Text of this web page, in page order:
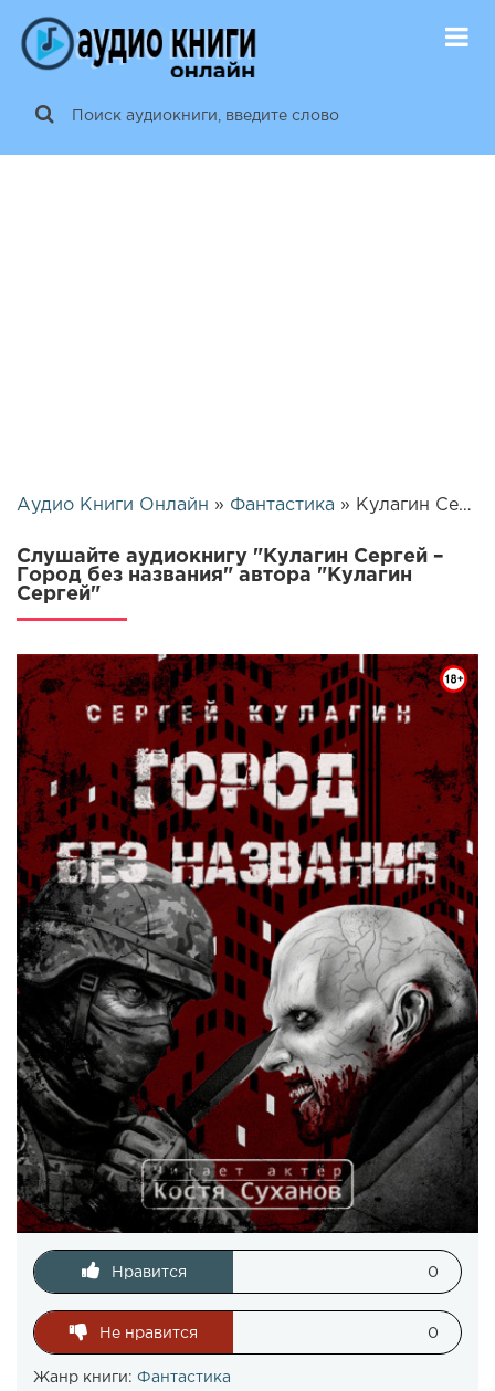
Аудио Книги Онлайн » Фантастика » Кулагин Сергей – Город без названия | 25900
Слушайте аудиокнигу "Кулагин Сергей –
Город без названия" автора "Кулагин
Сергей"
Нравится 0
Не нравится 0
Жанр книги: Фантастика